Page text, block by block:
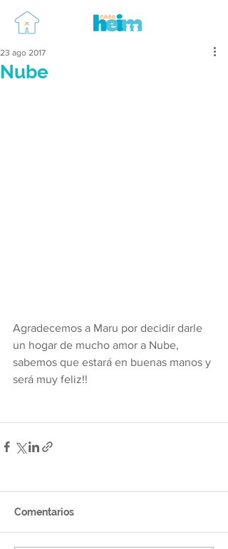
Nube
23 ago 2017
Agradecemos a Maru por decidir darle
un hogar de mucho amor a Nube,
sabemos que estará en buenas manos y
será muy feliz!!
Comentarios